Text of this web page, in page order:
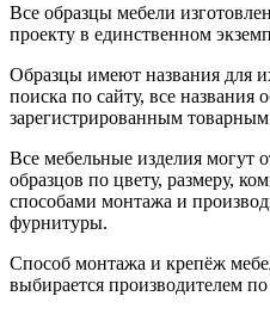
Все образцы мебели
проекту в единственном
Образцы имеют названия для
поиска по сайту, все названия
зарегистрированным
Все мебельные изделия могут
образцов по цвету, размеру,
способами монтажа и
фурнитуры.
Способ монтажа и крепёж
выбирается производителем